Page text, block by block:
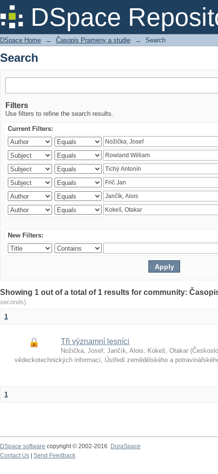
DSpace
Search
DSpace Home → Časopis Prameny a studie → Search
Search
Filters
Use filters to refine the search results.
Current Filters:
New Filters:
Showing 1 out of a total of 1 results for community:
seconds)
1
Tři významní lesníci
Nožička, Josef; Jančík, Alois; Kokeš, Otakar (
vědeckotechnických informací, Ústředí zemědělského a
1
DSpace software copyright © 2002-2016
DuraSpace
Contact Us
Send Feedback